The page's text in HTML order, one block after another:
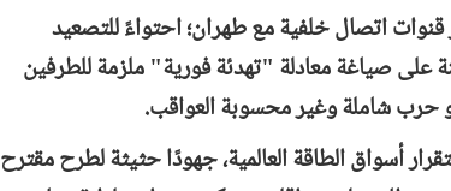
قنوات اتصال خلفية مع طهران؛ احتواءً للتصعيد
على صياغة معادلة "تهدئة فورية" ملزمة للطرفين
حرب شاملة وغير محسوبة العواقب.
أسواق الطاقة العالمية، جهودًا حثيثة لطرح مقترح